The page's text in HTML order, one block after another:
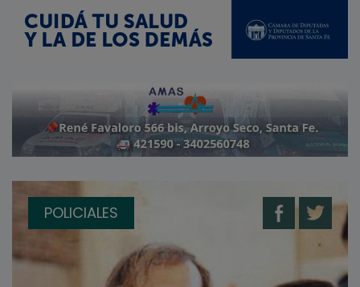
POLICIALES